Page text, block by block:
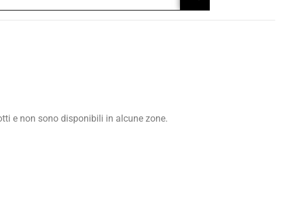
e non sono disponibili in alcune zone.